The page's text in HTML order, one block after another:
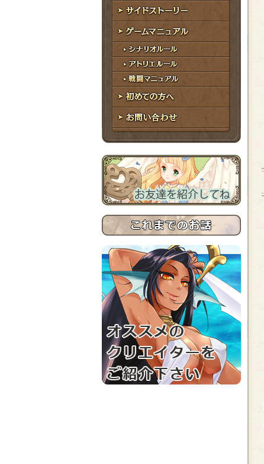
世界観
サイドストーリー
ゲームマニュアル
シナリオルール
アトリエルール
戦闘マニュアル
初めての方へ
お問い合わせ